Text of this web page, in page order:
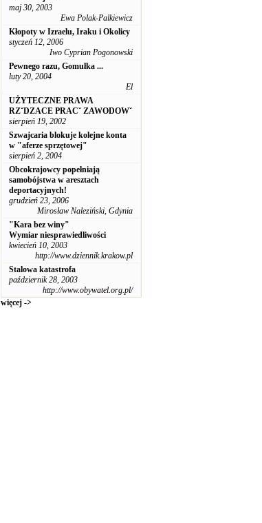
maj 30, 2003
Ewa Polak-Palkiewicz
Kłopoty w Izraelu, Iraku i Okolicy
styczeń 12, 2006
Iwo Cyprian Pogonowski
Pewnego razu, Gomułka ...
luty 20, 2004
El
UŻYTECZNE PRAWA
RZˇDZACE PRACˇ ZAWODOWˇ
sierpień 19, 2002
Szwajcaria blokuje kolejne konta
w "aferze sprzętowej"
sierpień 2, 2004
Obcokrajowcy popełniają
samobójstwa w aresztach
deportacyjnych!
grudzień 23, 2006
Mirosław Naleziński, Gdynia
"Kara bez winy"
Wymiar niesprawiedliwości
kwiecień 10, 2003
http://www.dziennik.krakow.pl
Stalowa katastrofa
październik 28, 2003
http://www.obywatel.org.pl/
więcej ->